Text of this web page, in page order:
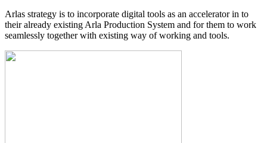
Arlas strategy is to incorporate digital tools as an accelerator in to
their already existing Arla Production System and for them to work
seamlessly together with existing way of working and tools.